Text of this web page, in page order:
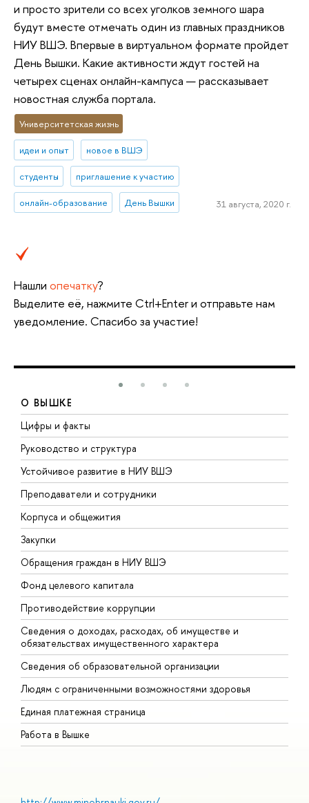
и просто зрители со всех уголков земного шара
будут вместе отмечать один из главных праздников
НИУ ВШЭ. Впервые в виртуальном формате пройдет
День Вышки. Какие активности ждут гостей на
четырех сценах онлайн-кампуса — рассказывает
новостная служба портала.
Университетская жизнь
идеи и опыт новое в ВШЭ
студенты приглашение к участию
онлайн-образование День Вышки 31 августа, 2020 г.
Нашли опечатку?
Выделите её, нажмите Ctrl+Enter и отправьте нам
уведомление. Спасибо за участие!
О ВЫШКЕ
Цифры и факты
Руководство и структура
Устойчивое развитие в НИУ ВШЭ
Преподаватели и сотрудники
Корпуса и общежития
Закупки
Обращения граждан в НИУ ВШЭ
Фонд целевого капитала
Противодействие коррупции
Сведения о доходах, расходах, об имуществе и
обязательствах имущественного характера
Сведения об образовательной организации
Людям с ограниченными возможностями здоровья
Единая платежная страница
Работа в Вышке